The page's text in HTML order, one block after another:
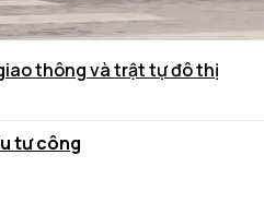
thông và trật tự đô thị
tư công